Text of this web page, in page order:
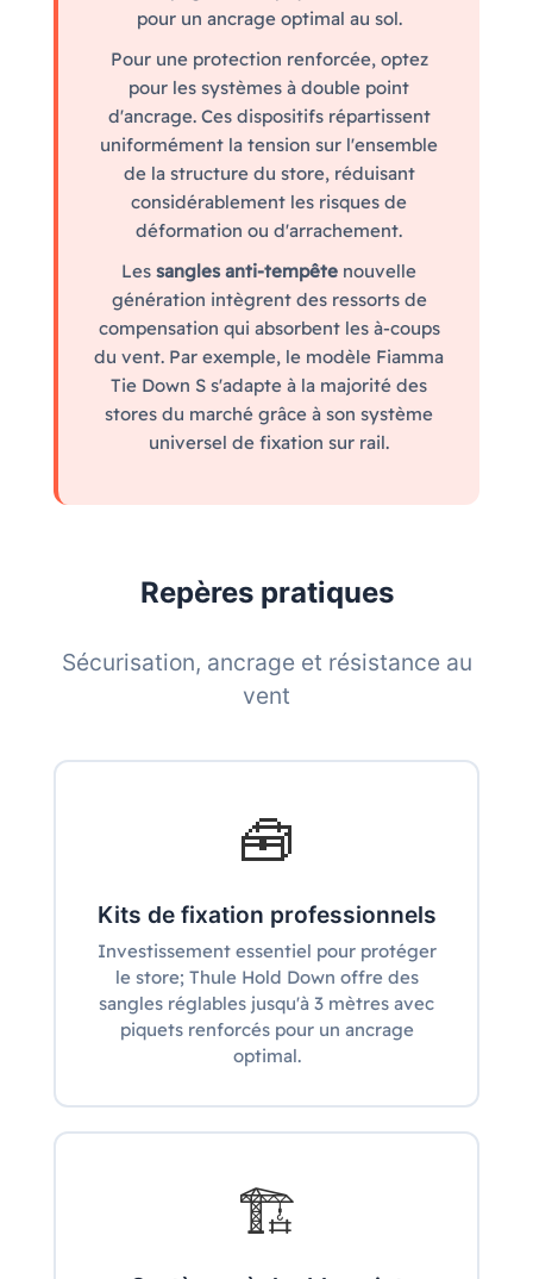
pour un ancrage optimal au sol.
Pour une protection renforcée, optez
pour les systèmes à double point
d'ancrage. Ces dispositifs répartissent
uniformément la tension sur l'ensemble
de la structure du store, réduisant
considérablement les risques de
déformation ou d'arrachement.
Les sangles anti-tempête nouvelle
génération intègrent des ressorts de
compensation qui absorbent les à-coups
du vent. Par exemple, le modèle Fiamma
Tie Down S s'adapte à la majorité des
stores du marché grâce à son système
universel de fixation sur rail.
Repères pratiques
Sécurisation, ancrage et résistance au
vent
🧰
Kits de fixation professionnels
Investissement essentiel pour protéger
le store; Thule Hold Down offre des
sangles réglables jusqu'à 3 mètres avec
piquets renforcés pour un ancrage
optimal.
🏗️